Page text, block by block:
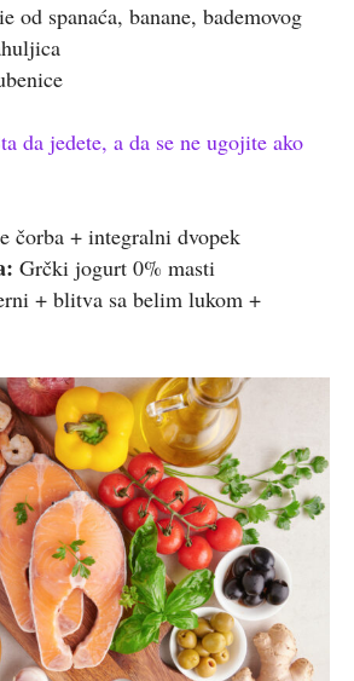
od spanaća, banane, bademovog
da jedete, a da se ne ugojite ako
čorba + integralni dvopek
Grčki jogurt 0% masti
+ blitva sa belim lukom +